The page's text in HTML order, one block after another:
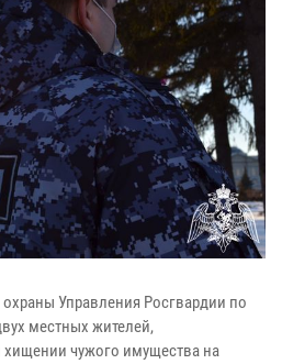
Управления Росгвардии по
местных жителей,
чужого имущества на